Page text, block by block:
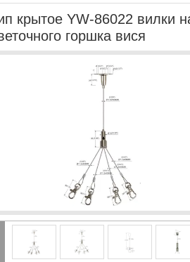
крытое YW-86022 вилки
горшка вися